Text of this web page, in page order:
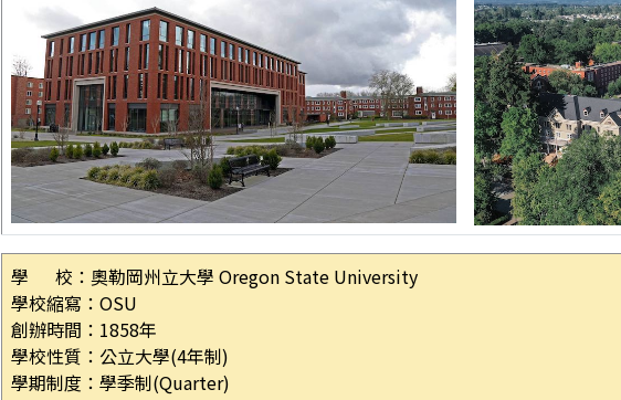
學 校：奧勒岡州立大學 Oregon State University
學校縮寫：OSU
創辦時間：1858年
學校性質：公立大學(4年制)
學期制度：學季制(Quarter)